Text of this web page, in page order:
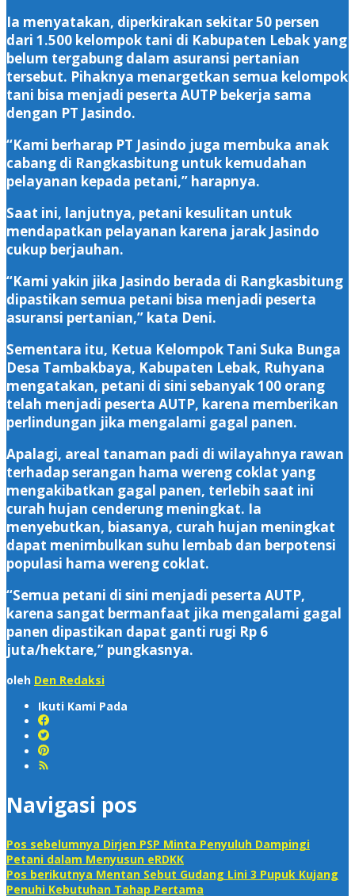
Ia menyatakan, diperkirakan sekitar 50 persen
dari 1.500 kelompok tani di Kabupaten Lebak yang
belum tergabung dalam asuransi pertanian
tersebut. Pihaknya menargetkan semua kelompok
tani bisa menjadi peserta AUTP bekerja sama
dengan PT Jasindo.
“Kami berharap PT Jasindo juga membuka anak
cabang di Rangkasbitung untuk kemudahan
pelayanan kepada petani,” harapnya.
Saat ini, lanjutnya, petani kesulitan untuk
mendapatkan pelayanan karena jarak Jasindo
cukup berjauhan.
“Kami yakin jika Jasindo berada di Rangkasbitung
dipastikan semua petani bisa menjadi peserta
asuransi pertanian,” kata Deni.
Sementara itu, Ketua Kelompok Tani Suka Bunga
Desa Tambakbaya, Kabupaten Lebak, Ruhyana
mengatakan, petani di sini sebanyak 100 orang
telah menjadi peserta AUTP, karena memberikan
perlindungan jika mengalami gagal panen.
Apalagi, areal tanaman padi di wilayahnya rawan
terhadap serangan hama wereng coklat yang
mengakibatkan gagal panen, terlebih saat ini
curah hujan cenderung meningkat. Ia
menyebutkan, biasanya, curah hujan meningkat
dapat menimbulkan suhu lembab dan berpotensi
populasi hama wereng coklat.
“Semua petani di sini menjadi peserta AUTP,
karena sangat bermanfaat jika mengalami gagal
panen dipastikan dapat ganti rugi Rp 6
juta/hektare,” pungkasnya.
oleh Den Redaksi
Ikuti Kami Pada
Navigasi pos
Pos sebelumnya Dirjen PSP Minta Penyuluh Dampingi
Petani dalam Menyusun eRDKK
Pos berikutnya Mentan Sebut Gudang Lini 3 Pupuk Kujang
Penuhi Kebutuhan Tahap Pertama